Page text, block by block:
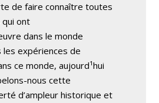
de faire connaître toutes
qui ont
dans le monde
les expériences de
ce monde, aujourd¹hui
nous cette
d’ampleur historique et